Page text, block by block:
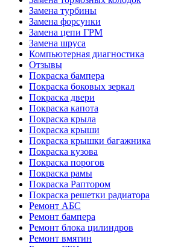
Замена турбины
Замена форсунки
Замена цепи ГРМ
Замена шруса
Компьютерная диагностика
Отзывы
Покраска бампера
Покраска боковых зеркал
Покраска двери
Покраска капота
Покраска крыла
Покраска крыши
Покраска крышки багажника
Покраска кузова
Покраска порогов
Покраска рамы
Покраска Раптором
Покраска решетки радиатора
Ремонт АБС
Ремонт бампера
Ремонт блока цилиндров
Ремонт вмятин